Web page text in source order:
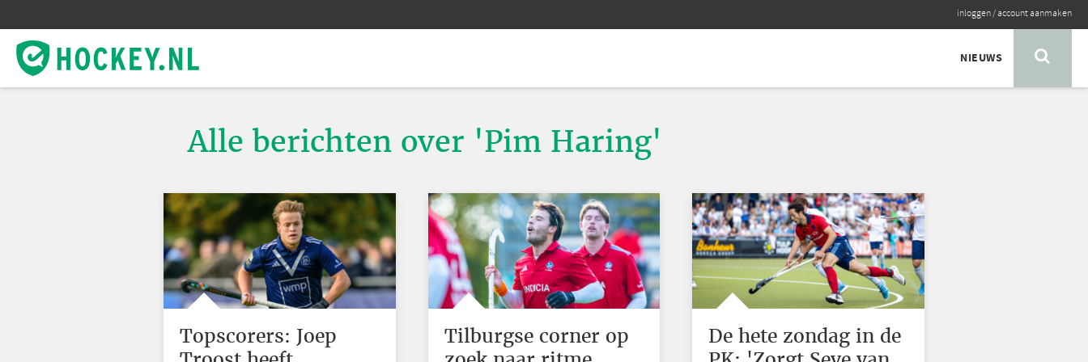
inloggen/account aanmaken
NIEUWS
Alle berichten over 'Pim Haring'
Topscorers: Joep
Tilburgse corner op
De hete zondag in de